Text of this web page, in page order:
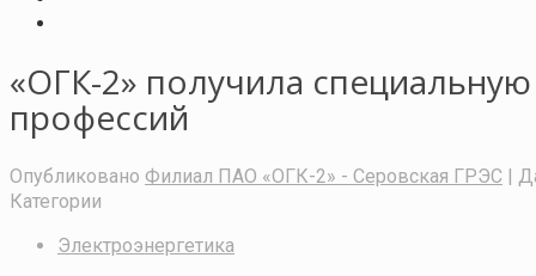
«ОГК-2» получила
профессий
Опубликовано Филиал ПАО «ОГК-2» - Серовская ГРЭС |
Категории
Электроэнергетика